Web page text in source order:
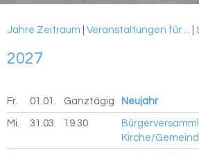
Jahre Zeitraum Veranstaltungen für ...
2027
Fr. 01.01. 2027
Ganztägig Neujahr
Mi. 31.03. 2027
19.30
Kirche/